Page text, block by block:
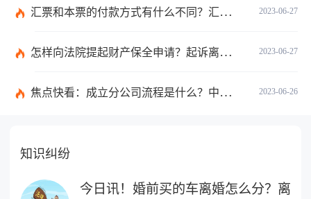
2023-06-27
汇票和本票的付款方式有什么不同？汇票和本票包含的交易数有什么不同？ 环球今热点
2023-06-27
怎样向法院提起财产保全申请？起诉离婚能申请财产保全吗？_全球快播
2023-06-26
焦点快看：成立分公司流程是什么？中华人民共和国公司登记管理条例第四十七条是什么？
知识纠纷
今日讯！婚前买的车离婚怎么分？离